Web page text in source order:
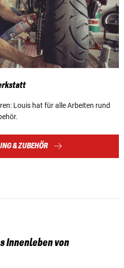
Louis hat für alle Arbeiten rund
& ZUBEHÖR
Innenleben von